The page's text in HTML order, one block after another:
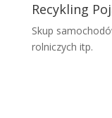
Recykling
Skup
rolniczych itp.